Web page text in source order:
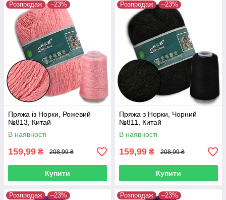
Розпродаж –23%
Пряжа із Норки, Рожевий
№813, Китай
В наявності
159,99 ₴ 208,99 ₴
Купити
Розпродаж –23%
Пряжа з Норки, Чорний
№811, Китай
В наявності
159,99 ₴ 208,99 ₴
Купити
Розпродаж –23% Розпродаж –23%